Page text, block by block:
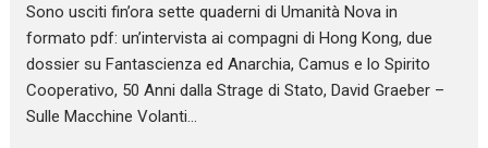
Sono usciti fin’ora sette quaderni di Umanità Nova in
formato pdf: un’intervista ai compagni di Hong Kong, due
dossier su Fantascienza ed Anarchia, Camus e lo Spirito
Cooperativo, 50 Anni dalla Strage di Stato, David Graeber –
Sulle Macchine Volanti…